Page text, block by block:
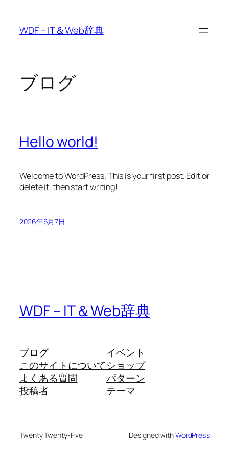
WDF – IT＆Web辞典
ブログ
Hello world!
Welcome to WordPress. This is your first post. Edit or
delete it, then start writing!
2026年6月7日
WDF – IT＆Web辞典
ブログ
このサイトについて
よくある質問
投稿者
イベント
ショップ
パターン
テーマ
Twenty Twenty-Five Designed withWordPress